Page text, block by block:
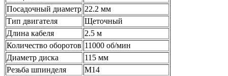
Посадочный диаметр 22.2 мм
Тип двигателя
Щеточный
Длина кабеля
2.5 м
Количество оборотов 11000 об/мин
Диаметр диска
115 мм
Резьба шпинделя
М14